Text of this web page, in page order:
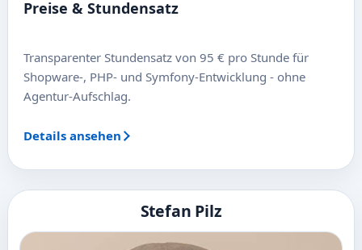
Preise & Stundensatz
Transparenter Stundensatz von 95 € pro Stunde für
Shopware-, PHP- und Symfony-Entwicklung - ohne
Agentur-Aufschlag.
Details ansehen
Stefan Pilz